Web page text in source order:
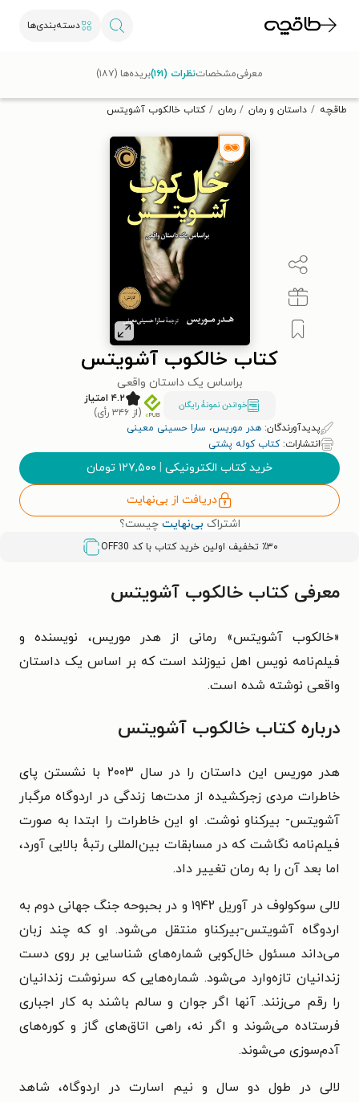
دسته‌بندی‌ها
تخفیف از طاقچه دریافت کن.
طاقچه داستان و رمان رمان کتاب خالکوب آشویتس
کتاب خالکوب آشویتس
براساس یک داستان واقعی
خواندن نمونۀ رایگان
۴.۲ امتیاز
(از ۳۴۶ رأی)
پدیدآورندگان: هدر موریس، سارا حسینی معینی
انتشارات:کتاب کوله پشتی
خرید کتاب الکترونیکی | ۱۲۷,۵۰۰ تومان
دریافت از بی‌نهایت
اشتراک بی‌نهایت چیست؟
٪۳۰ تخفیف اولین خرید کتاب با کد OFF30
معرفیمشخصاتنظرات (۱۶۱) بریده‌ها (۱۸۷)
معرفی کتاب خالکوب آشویتس
«خالکوب آشویتس» رمانی از هدر موریس، نویسنده و
فیلم‌نامه نویس اهل نیوزلند است که بر اساس یک داستان
واقعی نوشته شده است.
درباره کتاب خالکوب آشویتس
هدر موریس این داستان را در سال ۲۰۰۳ با نشستن پای
خاطرات مردی زجرکشیده از مدت‌ها زندگی در اردوگاه مرگبار
آشویتس- بیرکناو نوشت. او این خاطرات را ابتدا به صورت
فیلم‌نامه نگاشت که در مسابقات بین‌المللی رتبهٔ بالایی آورد،
اما بعد آن را به رمان تغییر داد.
لالی سوکولوف در آوریل ۱۹۴۲ و در بحبوحه جنگ جهانی دوم به
اردوگاه آشویتس-بیرکناو منتقل می‌شود. او که چند زبان
می‌داند مسئول خال‌کوبی شماره‌های شناسایی بر روی دست
زندانیان تازه‌وارد می‌شود. شماره‌هایی که سرنوشت زندانیان
را رقم می‌زنند. آنها اگر جوان و سالم باشند به کار اجباری
فرستاده می‌شوند و اگر نه، راهی اتاق‌های گاز و کوره‌های
آدم‌سوزی می‌شوند.
لالی در طول دو سال و نیم اسارت در اردوگاه، شاهد